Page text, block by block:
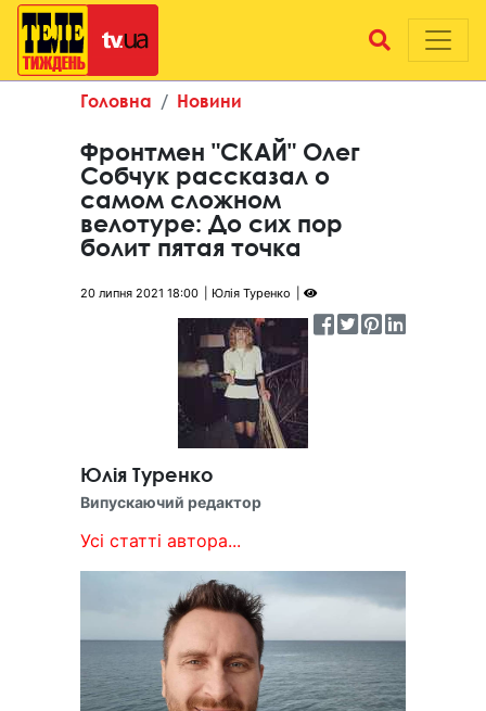
Головна Новини
Фронтмен "СКАЙ" Олег
Собчук рассказал о
самом сложном
велотуре: До сих пор
болит пятая точка
20 липня 2021 18:00 Юлія Туренко
Юлія Туренко
Випускаючий редактор
Усі статті автора...